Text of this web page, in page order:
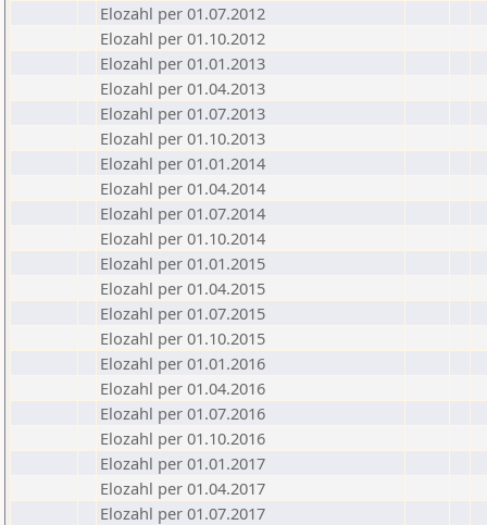
Elozahl per 01.07.2012
Elozahl per 01.10.2012
Elozahl per 01.01.2013
Elozahl per 01.04.2013
Elozahl per 01.07.2013
Elozahl per 01.10.2013
Elozahl per 01.01.2014
Elozahl per 01.04.2014
Elozahl per 01.07.2014
Elozahl per 01.10.2014
Elozahl per 01.01.2015
Elozahl per 01.04.2015
Elozahl per 01.07.2015
Elozahl per 01.10.2015
Elozahl per 01.01.2016
Elozahl per 01.04.2016
Elozahl per 01.07.2016
Elozahl per 01.10.2016
Elozahl per 01.01.2017
Elozahl per 01.04.2017
Elozahl per 01.07.2017